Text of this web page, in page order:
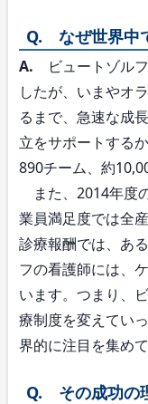
Q. なぜ世界中
A. ビュートゾル
したが、いまやオ
るまで、急速な成
立をサポートする
890チーム、約
また、2014年度
業員満足度では全
診療報酬では、あ
フの看護師には、
います。つまり、
療制度を変えてい
界的に注目を集め
Q. その成功の